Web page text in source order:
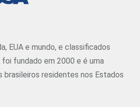
EUA e mundo, e classificados
fundado em 2000 e é uma
brasileiros residentes nos Estados